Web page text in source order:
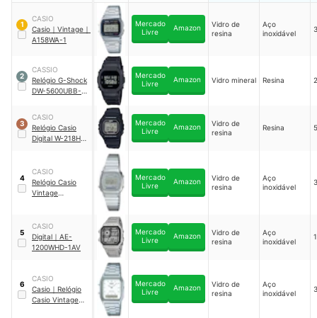
1
CASIO
Casio ｜ Vintage ｜
A158WA-1
Mercado
Livre
Amazon
Vidro de
resina
Aço
inoxidável
2
CASSIO
Relógio G-Shock
DW-5600UBB-1
Mercado
Livre
Amazon Vidro mineral Resina
3
CASIO
Relógio Casio
Digital W-218H-
Mercado
Livre
Amazon
Vidro de
resina
Resina
4
CASIO
Relógio Casio
Vintage
Mercado
Livre
Amazon
Vidro de
resina
Aço
inoxidável
5
CASIO
Digital ｜ AE-
1200WHD-1AV
Mercado
Livre
Amazon
Vidro de
resina
Aço
inoxidável
6
CASIO
Casio ｜ Relógio
Casio Vintage
Mercado
Livre
Amazon
Vidro de
resina
Aço
inoxidável